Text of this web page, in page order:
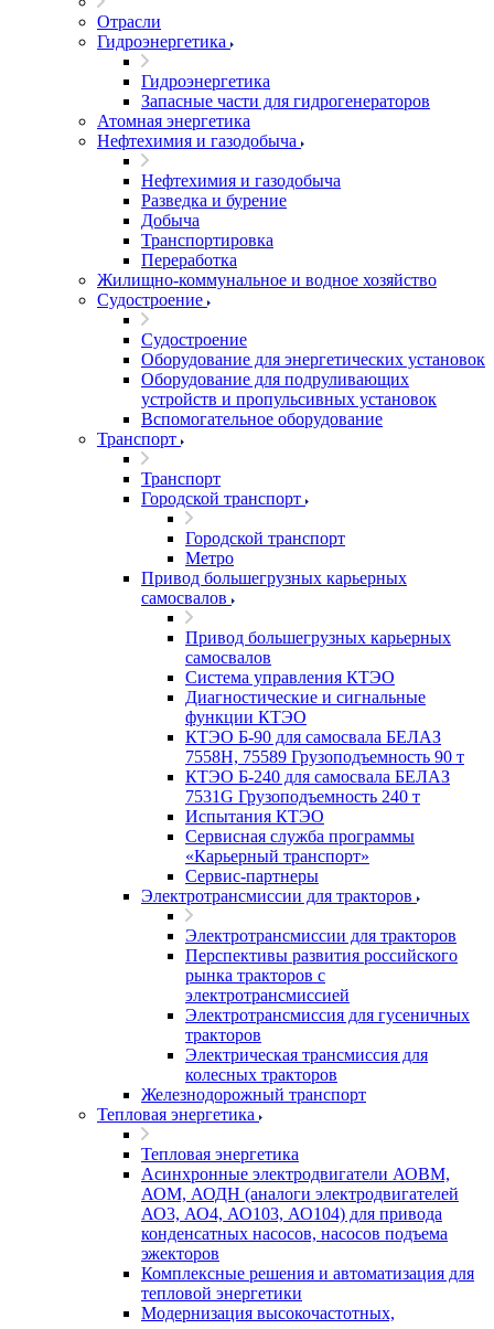
Отрасли
Гидроэнергетика
Гидроэнергетика
Запасные части для гидрогенераторов
Атомная энергетика
Нефтехимия и газодобыча
Нефтехимия и газодобыча
Разведка и бурение
Добыча
Транспортировка
Переработка
Жилищно-коммунальное и водное хозяйство
Судостроение
Судостроение
Оборудование для энергетических установок
Оборудование для подруливающих
устройств и пропульсивных установок
Вспомогательное оборудование
Транспорт
Транспорт
Городской транспорт
Городской транспорт
Метро
Привод большегрузных карьерных
самосвалов
Привод большегрузных карьерных
самосвалов
Система управления КТЭО
Диагностические и сигнальные
функции КТЭО
КТЭО Б-90 для самосвала БЕЛАЗ
7558H, 75589 Грузоподъемность 90 т
КТЭО Б-240 для самосвала БЕЛАЗ
7531G Грузоподъемность 240 т
Испытания КТЭО
Сервисная служба программы
«Карьерный транспорт»
Сервис-партнеры
Электротрансмиссии для тракторов
Электротрансмиссии для тракторов
Перспективы развития российского
рынка тракторов с
электротрансмиссией
Электротрансмиссия для гусеничных
тракторов
Электрическая трансмиссия для
колесных тракторов
Железнодорожный транспорт
Тепловая энергетика
Тепловая энергетика
Асинхронные электродвигатели АОВМ,
АОМ, АОДН (аналоги электродвигателей
АО3, АО4, АО103, АО104) для привода
конденсатных насосов, насосов подъема
эжекторов
Комплексные решения и автоматизация для
тепловой энергетики
Модернизация высокочастотных,